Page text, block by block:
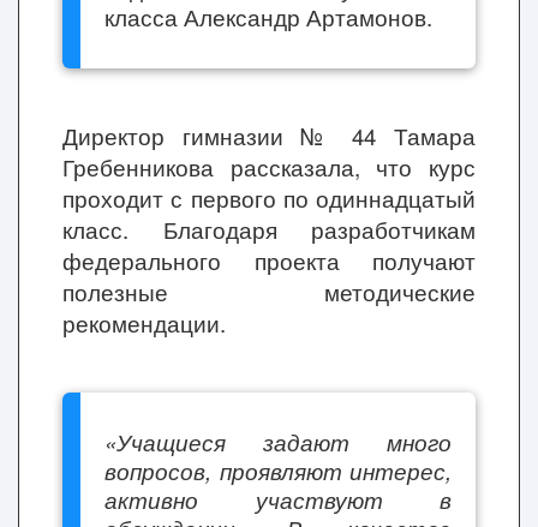
класса Александр Артамонов.
Директор гимназии № 44 Тамара
Гребенникова рассказала, что курс
проходит с первого по одиннадцатый
класс. Благодаря разработчикам
федерального проекта получают
полезные методические
рекомендации.
«Учащиеся задают много
вопросов, проявляют интерес,
активно участвуют в